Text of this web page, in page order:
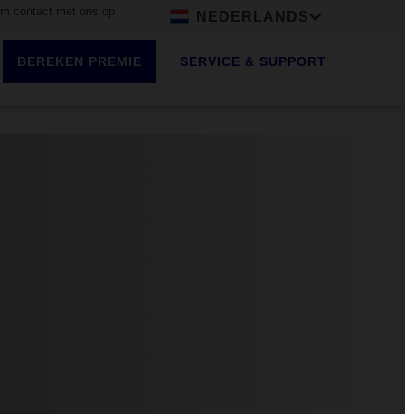
contact met ons op NEDERLANDS
BEREKEN PREMIE SERVICE & SUPPORT